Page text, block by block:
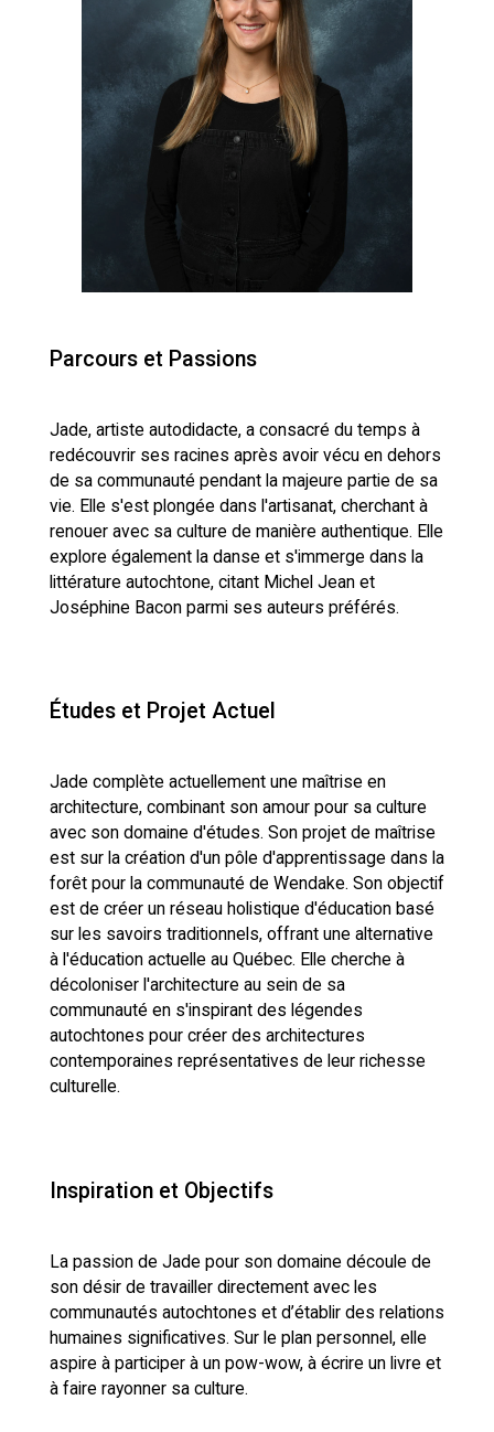
Parcours et Passions
Jade, artiste autodidacte, a consacré du temps à
redécouvrir ses racines après avoir vécu en dehors
de sa communauté pendant la majeure partie de sa
vie. Elle s'est plongée dans l'artisanat, cherchant à
renouer avec sa culture de manière authentique. Elle
explore également la danse et s'immerge dans la
littérature autochtone, citant Michel Jean et
Joséphine Bacon parmi ses auteurs préférés.
Études et Projet Actuel
Jade complète actuellement une maîtrise en
architecture, combinant son amour pour sa culture
avec son domaine d'études. Son projet de maîtrise
est sur la création d'un pôle d'apprentissage dans la
forêt pour la communauté de Wendake. Son objectif
est de créer un réseau holistique d'éducation basé
sur les savoirs traditionnels, offrant une alternative
à l'éducation actuelle au Québec. Elle cherche à
décoloniser l'architecture au sein de sa
communauté en s'inspirant des légendes
autochtones pour créer des architectures
contemporaines représentatives de leur richesse
culturelle.
Inspiration et Objectifs
La passion de Jade pour son domaine découle de
son désir de travailler directement avec les
communautés autochtones et d’établir des relations
humaines significatives. Sur le plan personnel, elle
aspire à participer à un pow-wow, à écrire un livre et
à faire rayonner sa culture.